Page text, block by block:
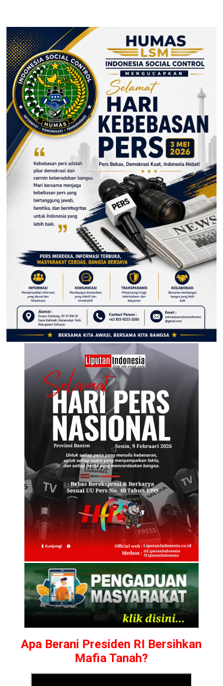
Apa Berani Presiden RI Bersihkan
Mafia Tanah?